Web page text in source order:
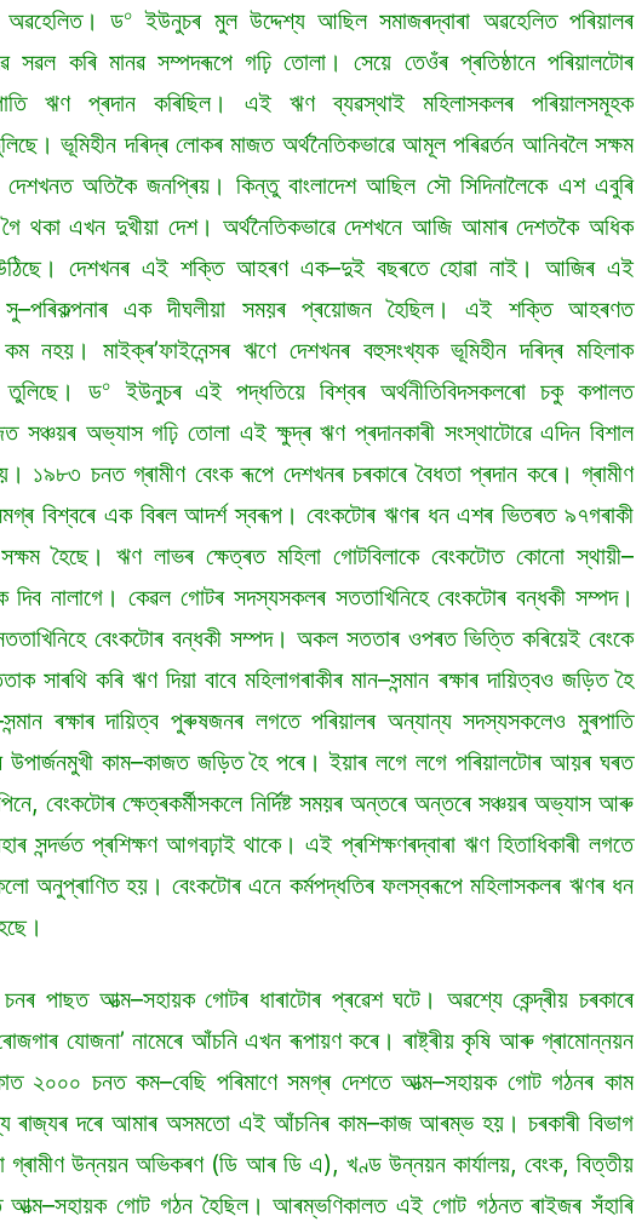
অৱহেলিত। ড০ ইউনুচৰ মুল উদ্দেশ্য আছিল সমাজৰদ্বাৰা অৱহেলিত পৰিয়ালৰ
সৱল কৰি মানৱ সম্পদৰূপে গঢ়ি তোলা। সেয়ে তেওঁৰ প্ৰতিষ্ঠানে পৰিয়ালটোৰ
পাতি ঋণ প্ৰদান কৰিছিল। এই ঋণ ব্যৱস্থাই মহিলাসকলৰ পৰিয়ালসমূহক
ভূমিহীন দৰিদ্ৰ লোকৰ মাজত অৰ্থনৈতিকভাৱে আমূল পৰিৱৰ্তন আনিবলৈ সক্ষম
দেশখনত অতিকৈ জনপ্ৰিয়। কিন্তু বাংলাদেশ আছিল সৌ সিদিনালৈকে এশ এবুৰি
থকা এখন দুখীয়া দেশ। অৰ্থনৈতিকভাৱে দেশখনে আজি আমাৰ দেশতকৈ অধিক
দেশখনৰ এই শক্তি আহৰণ এক–দুই বছৰতে হোৱা নাই। আজিৰ এই
এক দীঘলীয়া সময়ৰ প্ৰয়োজন হৈছিল। এই শক্তি আহৰণত
কম নহয়। মাইক্ৰ’ফাইনেন্সৰ ঋণে দেশখনৰ বহুসংখ্যক ভূমিহীন দৰিদ্ৰ মহিলাক
তুলিছে। ড০
ইউনুচৰ এই পদ্ধতিয়ে বিশ্বৰ অৰ্থনীতিবিদসকলৰো চকু কপালত
সঞ্চয়ৰ অভ্যাস গঢ়ি তোলা এই ক্ষুদ্ৰ ঋণ প্ৰদানকাৰী সংস্থাটোৱে এদিন বিশাল
১৯৮৩ চনত গ্ৰামীণ বেংক ৰূপে দেশখনৰ চৰকাৰে বৈধতা প্ৰদান কৰে। গ্ৰামীণ
বিশ্বৰে এক বিৰল আদৰ্শ স্বৰূপ। বেংকটোৰ ঋণৰ ধন এশৰ ভিতৰত ৯৭গৰাকী
হৈছে। ঋণ লাভৰ ক্ষেত্ৰত মহিলা গোটবিলাকে বেংকটোত কোনো স্থায়ী–
দিব নালাগে। কেৱল গোটৰ সদস্যসকলৰ সততাখিনিহে বেংকটোৰ বন্ধকী সম্পদ।
বেংকটোৰ বন্ধকী সম্পদ। অকল সততাৰ ওপৰত ভিত্তি কৰিয়েই বেংকে
সাৰথি কৰি ঋণ দিয়া বাবে মহিলাগৰাকীৰ মান–সন্মান ৰক্ষাৰ দায়িত্বও জড়িত হৈ
ৰক্ষাৰ দায়িত্ব পুৰুষজনৰ লগতে পৰিয়ালৰ অন্যান্য সদস্যসকলেও মুৰপাতি
উপাৰ্জনমুখী কাম–কাজত জড়িত হৈ পৰে। ইয়াৰ লগে লগে পৰিয়ালটোৰ আয়ৰ ঘৰত
বেংকটোৰ ক্ষেত্ৰকৰ্মীসকলে নিৰ্দিষ্ট সময়ৰ অন্তৰে অন্তৰে সঞ্চয়ৰ অভ্যাস আৰু
সন্দৰ্ভত প্ৰশিক্ষণ আগবঢ়াই থাকে। এই প্ৰশিক্ষণৰদ্বাৰা ঋণ হিতাধিকাৰী লগতে
অনুপ্ৰাণিত হয়। বেংকটোৰ এনে কৰ্মপদ্ধতিৰ ফলস্বৰূপে মহিলাসকলৰ ঋণৰ ধন
পাছত আত্ম–সহায়ক গোটৰ ধাৰাটোৰ প্ৰৱেশ ঘটে। অৱশ্যে কেন্দ্ৰীয় চৰকাৰে
যোজনা’ নামেৰে আঁচনি এখন ৰূপায়ণ কৰে। ৰাষ্ট্ৰীয় কৃষি আৰু গ্ৰামোন্নয়ন
২০০০ চনত কম–বেছি পৰিমাণে সমগ্ৰ দেশতে আত্ম–সহায়ক গোট গঠনৰ কাম
দৰে আমাৰ অসমতো এই আঁচনিৰ কাম–কাজ আৰম্ভ হয়। চৰকাৰী বিভাগ
গ্ৰামীণ উন্নয়ন অভিকৰণ (ডি আৰ ডি এ), খণ্ড উন্নয়ন কাৰ্যালয়, বেংক, বিত্তীয়
আত্ম–সহায়ক গোট গঠন হৈছিল। আৰম্ভণিকালত এই গোট গঠনত ৰাইজৰ সঁহাৰি